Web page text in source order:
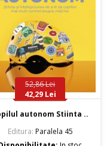
52,86 Lei
42,29 Lei
autonom Stiinta ..
Editura: Paralela 45